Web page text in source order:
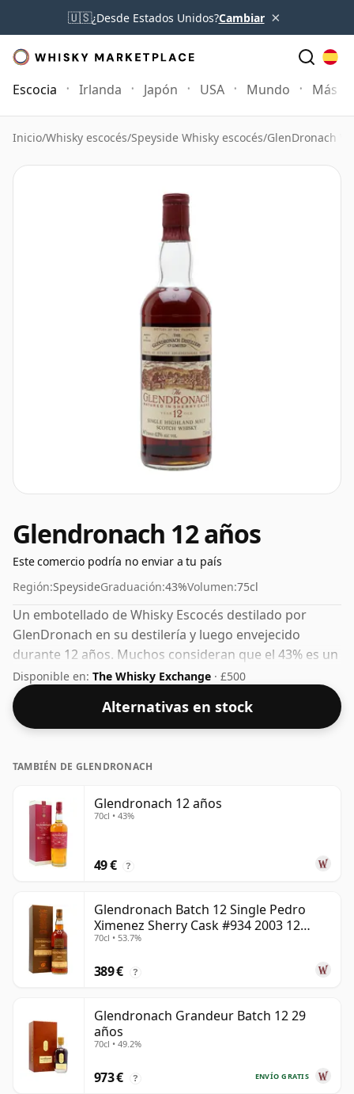
🇺🇸¿Desde Estados Unidos?Cambiar ×
Escocia Irlanda Japón USA Mundo Más
Inicio/Whisky escocés/Speyside Whisky escocés/GlenDronach
Glendronach 12 años
Este comercio podría no enviar a tu país
Región:SpeysideGraduación:43%Volumen:75cl
Un embotellado de Whisky Escocés destilado por
GlenDronach en su destilería y luego envejecido
durante 12 años. Muchos consideran que el 43% es un
buen ABV para experimentar la "sensación en boca" y
el sabor pleno del whisky.
Disponible en: The Whisky Exchange · £500
Alternativas en stock
TAMBIÉN DE GLENDRONACH
Glendronach 12 años
70cl • 43%
49 € ?
Glendronach Batch 12 Single Pedro
Ximenez Sherry Cask #934 2003 12
años
70cl • 53.7%
389 € ?
Glendronach Grandeur Batch 12 29
años
70cl • 49.2%
ENVÍO GRATIS
973 € ?